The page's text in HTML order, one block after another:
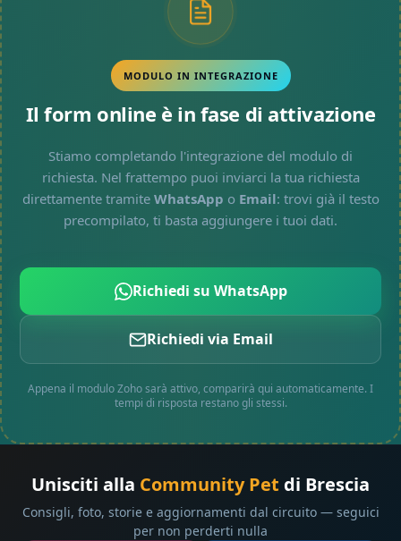
MODULO IN INTEGRAZIONE
Il form online è in fase di attivazione
Stiamo completando l'integrazione del modulo di
richiesta. Nel frattempo puoi inviarci la tua richiesta
direttamente tramite WhatsApp o Email: trovi già il testo
precompilato, ti basta aggiungere i tuoi dati.
Richiedi su WhatsApp
Richiedi via Email
Appena il modulo Zoho sarà attivo, comparirà qui automaticamente. I
tempi di risposta restano gli stessi.
Unisciti alla Community Pet di Brescia
Consigli, foto, storie e aggiornamenti dal circuito — seguici
per non perderti nulla